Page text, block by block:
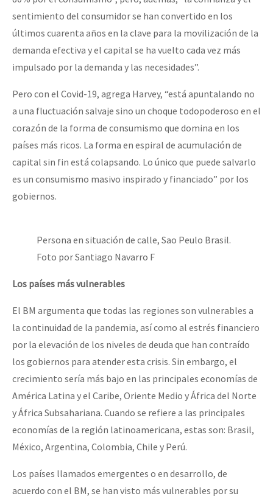
sentimiento del consumidor se han convertido en los
últimos cuarenta años en la clave para la movilización de la
demanda efectiva y el capital se ha vuelto cada vez más
impulsado por la demanda y las necesidades”.
Pero con el Covid-19, agrega Harvey, “está apuntalando no
a una fluctuación salvaje sino un choque todopoderoso en el
corazón de la forma de consumismo que domina en los
países más ricos. La forma en espiral de acumulación de
capital sin fin está colapsando. Lo único que puede salvarlo
es un consumismo masivo inspirado y financiado” por los
gobiernos.
Persona en situación de calle, Sao Peulo Brasil.
Foto por Santiago Navarro F
Los países más vulnerables
El BM argumenta que todas las regiones son vulnerables a
la continuidad de la pandemia, así como al estrés financiero
por la elevación de los niveles de deuda que han contraído
los gobiernos para atender esta crisis. Sin embargo, el
crecimiento sería más bajo en las principales economías de
América Latina y el Caribe, Oriente Medio y África del Norte
y África Subsahariana. Cuando se refiere a las principales
economías de la región latinoamericana, estas son: Brasil,
México, Argentina, Colombia, Chile y Perú.
Los países llamados emergentes o en desarrollo, de
acuerdo con el BM, se han visto más vulnerables por su